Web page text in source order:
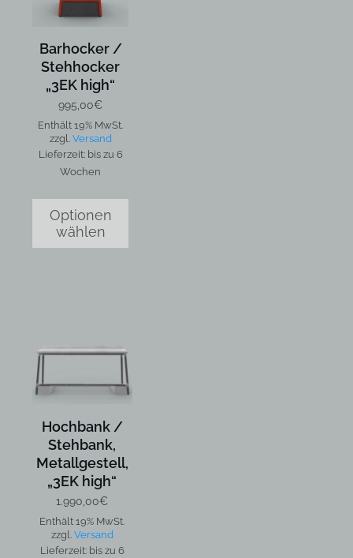
Barhocker /
Stehhocker
„3EK high“
995,00€
Enthält 19% MwSt.
zzgl. Versand
Lieferzeit: bis zu 6
Wochen
Optionen
wählen
Hochbank /
Stehbank,
Metallgestell,
„3EK high“
1.990,00€
Enthält 19% MwSt.
zzgl. Versand
Lieferzeit: bis zu 6